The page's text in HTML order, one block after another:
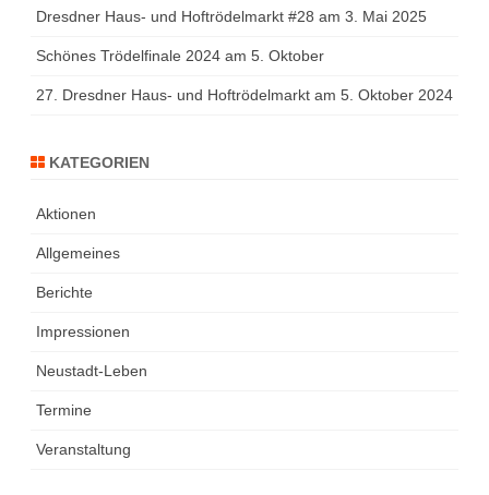
Dresdner Haus- und Hoftrödelmarkt #28 am 3. Mai 2025
Schönes Trödelfinale 2024 am 5. Oktober
27. Dresdner Haus- und Hoftrödelmarkt am 5. Oktober 2024
KATEGORIEN
Aktionen
Allgemeines
Berichte
Impressionen
Neustadt-Leben
Termine
Veranstaltung